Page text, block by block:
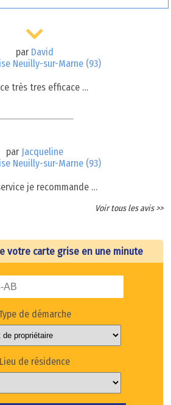
par David
Neuilly-sur-Marne (93)
très tres efficace …
par Jacqueline
Neuilly-sur-Marne (93)
je recommande …
Voir tous les avis >>
votre carte grise en une minute
de démarche
Lieu de résidence